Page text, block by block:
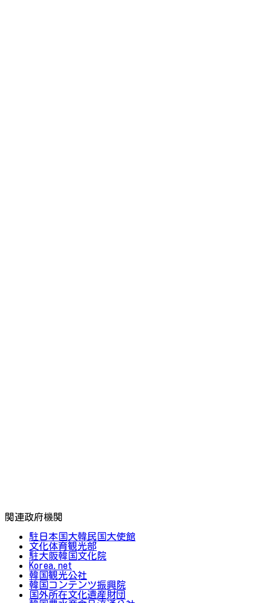
関連政府機関
駐日本国大韓民国大使館
文化体育観光部
駐大阪韓国文化院
Korea.net
韓国観光公社
韓国コンテンツ振興院
国外所在文化遺産財団